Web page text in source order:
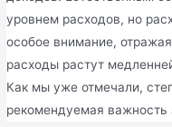
уровнем расходов, но
особое внимание,
расходы растут
Как мы уже отмечали,
рекомендуемая важность